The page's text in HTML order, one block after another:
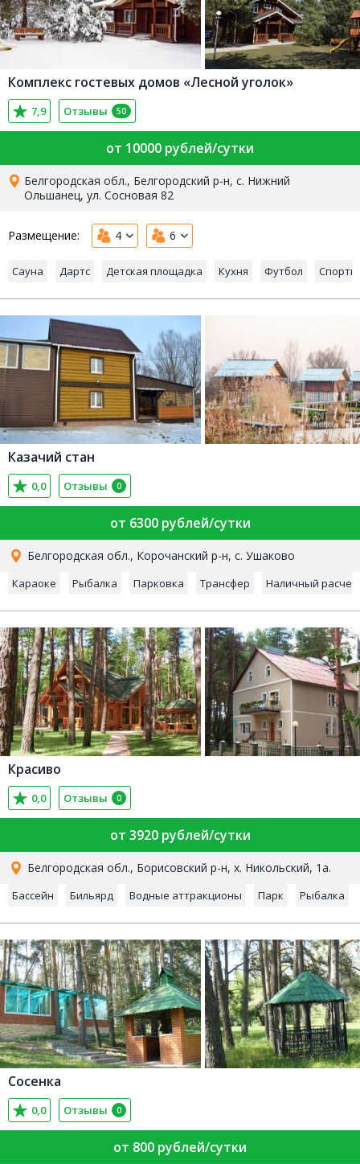
Комплекс гостевых домов «Лесной уголок»
7,9 Отзывы 50
от 10000 рублей/сутки
Белгородская обл., Белгородский р-н, с. Нижний
Ольшанец, ул. Сосновая 82
Размещение: 4 6
Сауна Дартс Детская площадка Кухня Футбол
Казачий стан
0,0 Отзывы 0
от 6300 рублей/сутки
Белгородская обл., Корочанский р-н, с. Ушаково
Караоке Рыбалка Парковка Трансфер Наличный расчет
Красиво
0,0 Отзывы 0
от 3920 рублей/сутки
Белгородская обл., Борисовский р-н, х. Никольский, 1а.
Бассейн Бильярд Водные аттракционы Парк Рыбалка
Сосенка
0,0 Отзывы 0
от 800 рублей/сутки